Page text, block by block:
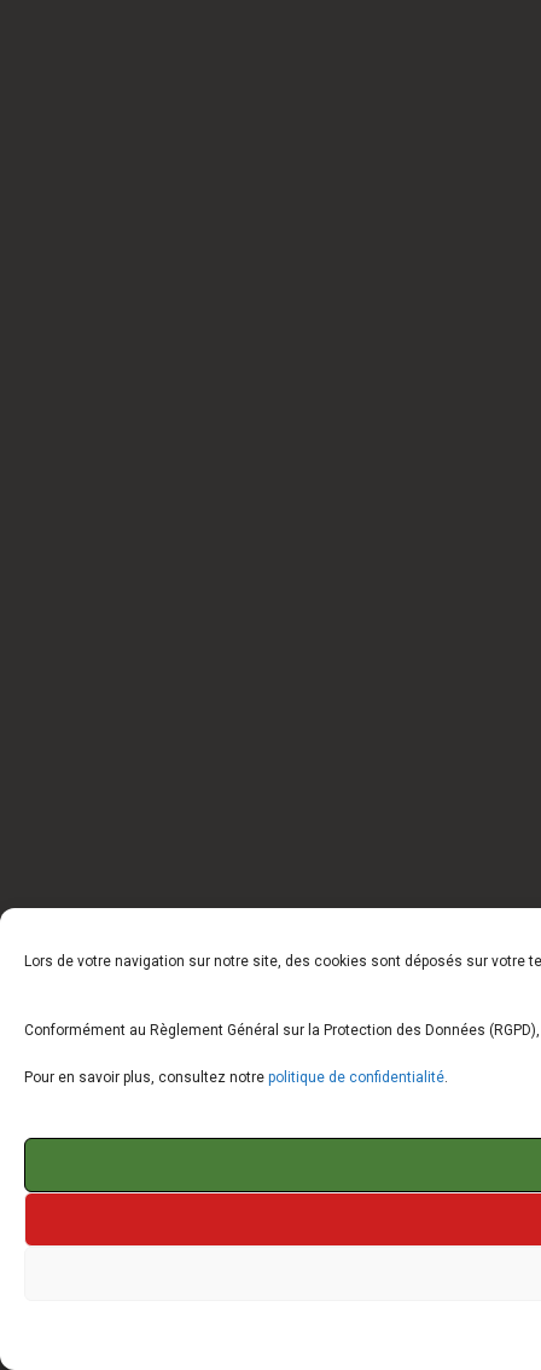
Lors de votre navigation sur notre site, des cookies sont déposés sur votre
Conformément au Règlement Général sur la Protection des Données
Pour en savoir plus, consultez notre politique de confidentialité.